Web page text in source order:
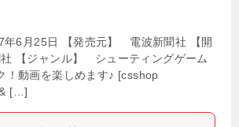
年6月25日 【発売元】 電波新聞社 【開
【ジャンル】 シューティングゲーム
！動画を楽しめます♪ [csshop
[…]